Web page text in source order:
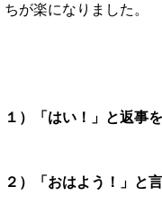
ちが楽になりました。
１）「はい！」と返事
２）「おはよう！」と